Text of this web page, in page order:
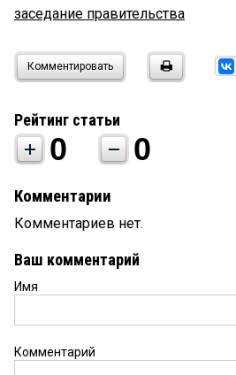
заседание правительства
Комментировать
Рейтинг статьи
0 0
Комментарии
Комментариев нет.
Ваш комментарий
Имя
Комментарий